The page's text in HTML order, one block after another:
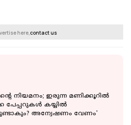
here,contact us
നിയമനം; ഇരുന്ന മണിക്കൂറിൽ
കയ്യിൽ
അന്വേഷണം വേണം'